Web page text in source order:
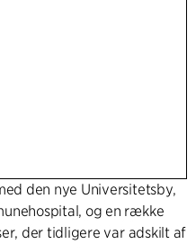
den nye Universitetsby,
og en række
der tidligere var adskilt af